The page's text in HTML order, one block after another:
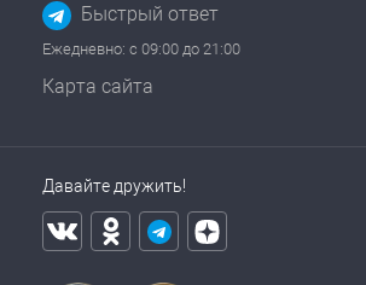
Быстрый ответ
Ежедневно: с 09:00 до 21:00
Карта сайта
Давайте дружить!